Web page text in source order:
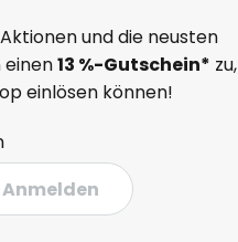
und die neusten
einen13 %-Gutschein* zu,
einlösen können!
Anmelden